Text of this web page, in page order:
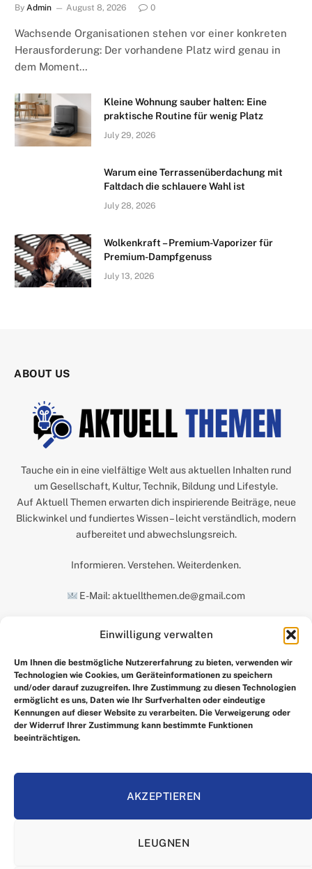
Einwilligung verwalten
Um Ihnen die bestmögliche Nutzererfahrung zu bieten, verwenden wir
Technologien wie Cookies, um Geräteinformationen zu speichern
und/oder darauf zuzugreifen. Ihre Zustimmung zu diesen Technologien
ermöglicht es uns, Daten wie Ihr Surfverhalten oder eindeutige
Kennungen auf dieser Website zu verarbeiten. Die Verweigerung oder
der Widerruf Ihrer Zustimmung kann bestimmte Funktionen
beeinträchtigen.
AKZEPTIEREN
LEUGNEN
By Admin August 8, 2026 0
Wachsende Organisationen stehen vor einer konkreten
Herausforderung: Der vorhandene Platz wird genau in
dem Moment…
Kleine Wohnung sauber halten: Eine
praktische Routine für wenig Platz
July 29, 2026
Warum eine Terrassenüberdachung mit
Faltdach die schlauere Wahl ist
July 28, 2026
Wolkenkraft – Premium-Vaporizer für
Premium-Dampfgenuss
July 13, 2026
ABOUT US
Tauche ein in eine vielfältige Welt aus aktuellen Inhalten rund
um Gesellschaft, Kultur, Technik, Bildung und Lifestyle.
Auf Aktuell Themen erwarten dich inspirierende Beiträge, neue
Blickwinkel und fundiertes Wissen – leicht verständlich, modern
aufbereitet und abwechslungsreich.
Informieren. Verstehen. Weiterdenken.
E-Mail: aktuellthemen.de@gmail.com
ALLGEMEINE GESCHÄFTSBEDINGUNGEN